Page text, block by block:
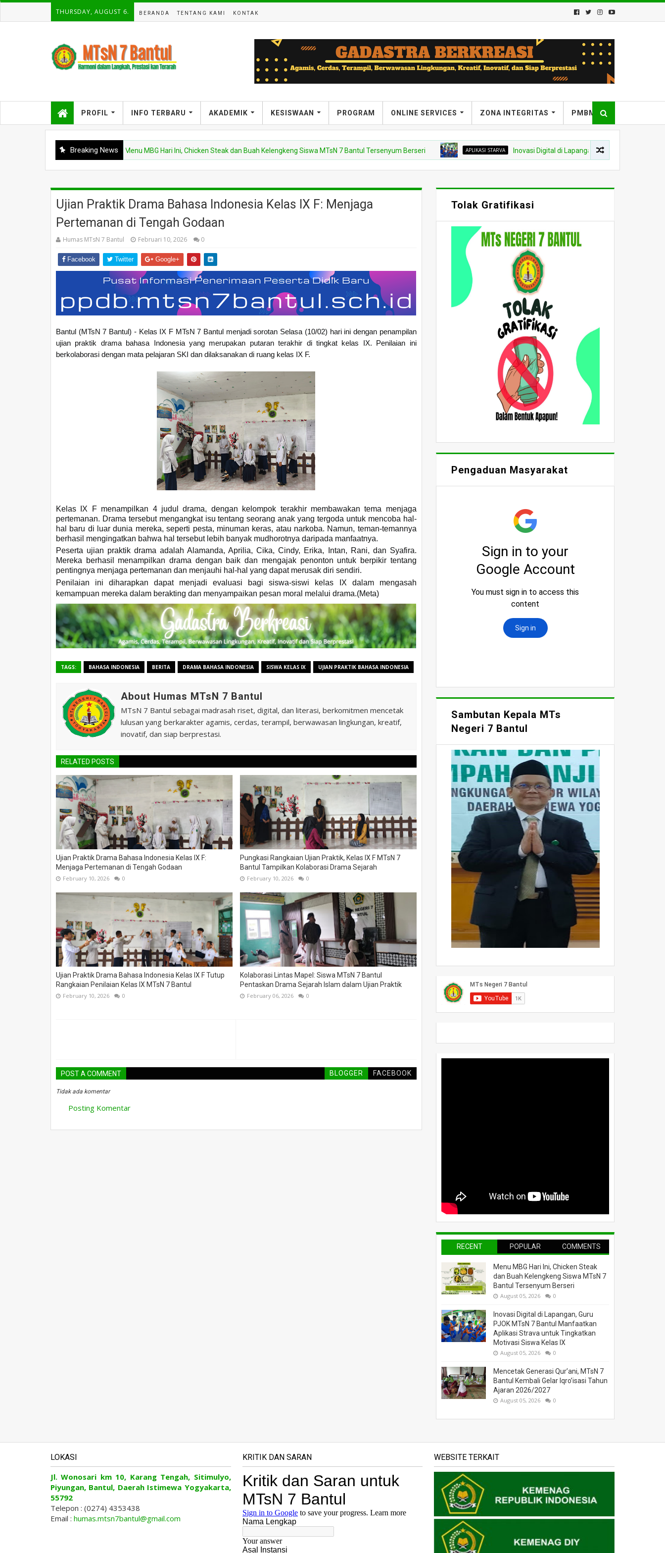
THURSDAY, AUGUST 6. BERANDA TENTANG KAMI KONTAK
PROFIL INFO TERBARU AKADEMIK KESISWAAN PROGRAM ONLINE SERVICES ZONA INTEGRITAS PMBM
Breaking News
BERITA Menu MBG Hari Ini, Chicken Steak dan Buah Kelengkeng Siswa MTsN 7 Bantul Tersenyum Berseri APLIKASI STARVA Inovasi Digital di Lapangan, Guru PJOK MTsN 7 Bantul
Ujian Praktik Drama Bahasa Indonesia Kelas IX F: Menjaga
Pertemanan di Tengah Godaan
Humas MTsN 7 Bantul Februari 10, 2026 0
Facebook Twitter Google+
Bantul (MTsN 7 Bantul) - Kelas IX F MTsN 7 Bantul menjadi sorotan Selasa (10/02) hari ini dengan penampilan
ujian praktik drama bahasa Indonesia yang merupakan putaran terakhir di tingkat kelas IX. Penilaian ini
berkolaborasi dengan mata pelajaran SKI dan dilaksanakan di ruang kelas IX F.
Kelas IX F menampilkan 4 judul drama, dengan kelompok terakhir membawakan tema menjaga
pertemanan. Drama tersebut mengangkat isu tentang seorang anak yang tergoda untuk mencoba hal-
hal baru di luar dunia mereka, seperti pesta, minuman keras, atau narkoba. Namun, teman-temannya
berhasil mengingatkan bahwa hal tersebut lebih banyak mudhorotnya daripada manfaatnya.
Peserta ujian praktik drama adalah Alamanda, Aprilia, Cika, Cindy, Erika, Intan, Rani, dan Syafira.
Mereka berhasil menampilkan drama dengan baik dan mengajak penonton untuk berpikir tentang
pentingnya menjaga pertemanan dan menjauhi hal-hal yang dapat merusak diri sendiri.
Penilaian ini diharapkan dapat menjadi evaluasi bagi siswa-siswi kelas IX dalam mengasah
kemampuan mereka dalam berakting dan menyampaikan pesan moral melalui drama.(Meta)
TAGS: BAHASA INDONESIA BERITA DRAMA BAHASA INDONESIA SISWA KELAS IX UJIAN PRAKTIK BAHASA INDONESIA
About Humas MTsN 7 Bantul
MTsN 7 Bantul sebagai madrasah riset, digital, dan literasi, berkomitmen mencetak
lulusan yang berkarakter agamis, cerdas, terampil, berwawasan lingkungan, kreatif,
inovatif, dan siap berprestasi.
RELATED POSTS
Ujian Praktik Drama Bahasa Indonesia Kelas IX F:
Menjaga Pertemanan di Tengah Godaan
February 10, 2026 0
Pungkasi Rangkaian Ujian Praktik, Kelas IX F MTsN 7
Bantul Tampilkan Kolaborasi Drama Sejarah
February 10, 2026 0
Ujian Praktik Drama Bahasa Indonesia Kelas IX F Tutup
Rangkaian Penilaian Kelas IX MTsN 7 Bantul
February 10, 2026 0
Kolaborasi Lintas Mapel: Siswa MTsN 7 Bantul
Pentaskan Drama Sejarah Islam dalam Ujian Praktik
February 06, 2026 0
POST A COMMENT BLOGGER FACEBOOK
Tidak ada komentar
Posting Komentar
Tolak Gratifikasi
Pengaduan Masyarakat
Sambutan Kepala MTs
Negeri 7 Bantul
RECENT POPULAR COMMENTS
Menu MBG Hari Ini, Chicken Steak
dan Buah Kelengkeng Siswa MTsN 7
Bantul Tersenyum Berseri
August 05, 2026 0
Inovasi Digital di Lapangan, Guru
PJOK MTsN 7 Bantul Manfaatkan
Aplikasi Strava untuk Tingkatkan
Motivasi Siswa Kelas IX
August 05, 2026 0
Mencetak Generasi Qur’ani, MTsN 7
Bantul Kembali Gelar Iqro’isasi Tahun
Ajaran 2026/2027
August 05, 2026 0
LOKASI
Jl. Wonosari km 10, Karang Tengah, Sitimulyo,
Piyungan, Bantul, Daerah Istimewa Yogyakarta,
55792
Telepon : (0274) 4353438
Email : humas.mtsn7bantul@gmail.com
KRITIK DAN SARAN WEBSITE TERKAIT